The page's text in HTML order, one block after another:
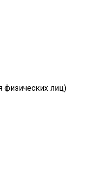
физических лиц)